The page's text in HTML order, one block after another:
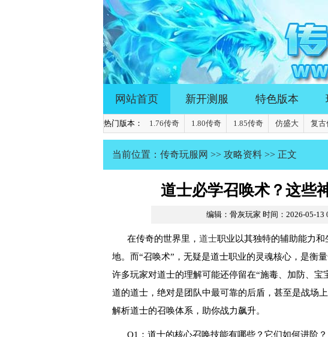
网站首页 新开测服 特色版本
热门版本： 1.76传奇 1.80传奇 1.85传奇 仿盛大 复古
当前位置： 传奇玩服网 >> 攻略资料 >> 正文
道士必学召唤术？这些
编辑：骨灰玩家 时间：2026-05-13
在传奇的世界里， 道士职业以其独特的辅助能力
地。而“召唤术”，无疑是道士职业的灵魂核心，是衡
许多玩家对道士的理解可能还停留在“施毒、加防、宝
道的道士，绝对是团队中最可靠的后盾，甚至是战场
解析道士的召唤体系，助你战力飙升。
Q1：道士的核心召唤技能有哪些？它们如何进阶？